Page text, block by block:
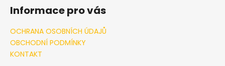
Informace pro vás
OCHRANA OSOBNÍCH ÚDAJŮ
OBCHODNÍ PODMÍNKY
KONTAKT